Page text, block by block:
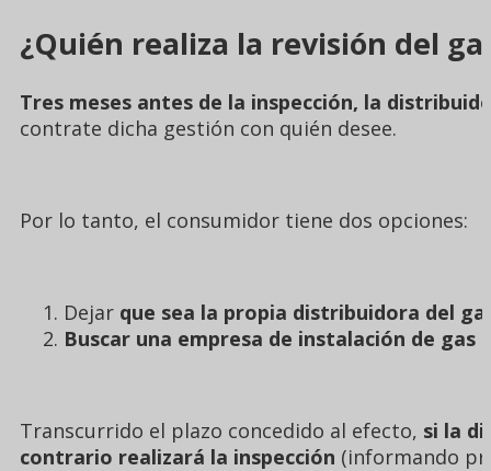
¿Quién realiza la revisión del
Tres meses antes de la inspección, la
contrate dicha gestión con quién desee.
Por lo tanto, el consumidor tiene dos opciones:
Dejar que sea la propia distribuidora del
Buscar una empresa de instalación de gas
Transcurrido el plazo concedido al efecto, si la
contrario realizará la inspección (informando